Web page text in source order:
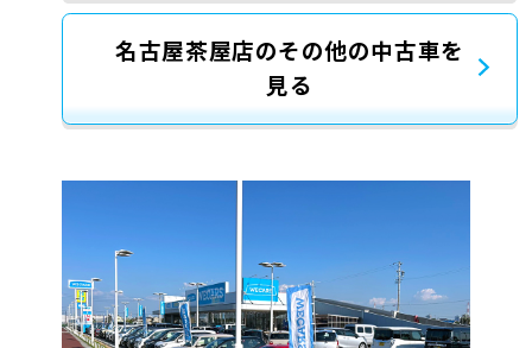
名古屋茶屋店のその他の中古車を
見る